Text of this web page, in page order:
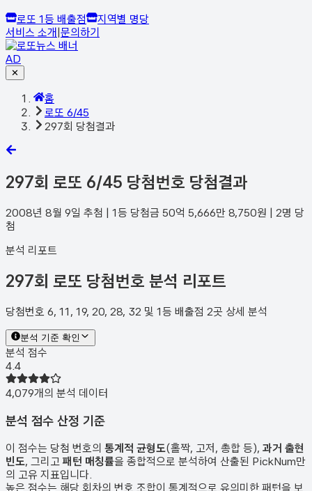
로또 1등 배출점
지역별 명당
서비스 소개|문의하기
AD
✕
홈
로또 6/45
297회 당첨결과
297회 로또 6/45 당첨번호 당첨결과
2008년 8월 9일 추첨 | 1등 당첨금 50억 5,666만 8,750원 | 2명 당
첨
분석 리포트
297회 로또 당첨번호 분석 리포트
당첨번호 6, 11, 19, 20, 28, 32 및 1등 배출점 2곳 상세 분석
분석 기준 확인
분석 점수
4.4
4,079개의 분석 데이터
분석 점수 산정 기준
이 점수는 당첨 번호의 통계적 균형도(홀짝, 고저, 총합 등), 과거 출현
빈도, 그리고 패턴 매칭률을 종합적으로 분석하여 산출된 PickNum만
의 고유 지표입니다.
높은 점수는 해당 회차의 번호 조합이 통계적으로 유의미한 패턴을 보